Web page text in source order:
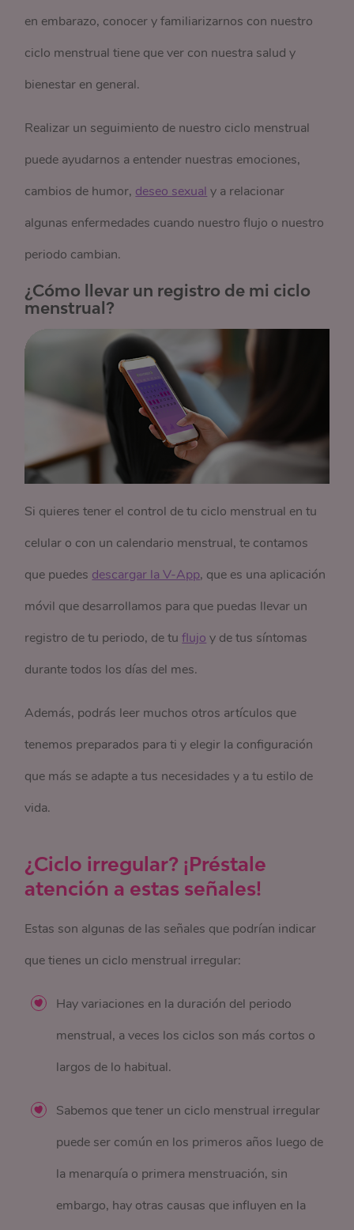
en embarazo, conocer y familiarizarnos con nuestro
ciclo menstrual tiene que ver con nuestra salud y
bienestar en general.
Realizar un seguimiento de nuestro ciclo menstrual
puede ayudarnos a entender nuestras emociones,
cambios de humor, deseo sexual y a relacionar
algunas enfermedades cuando nuestro flujo o nuestro
periodo cambian.
¿Cómo llevar un registro de mi ciclo
menstrual?
Si quieres tener el control de tu ciclo menstrual en tu
celular o con un calendario menstrual, te contamos
que puedes descargar la V-App, que es una aplicación
móvil que desarrollamos para que puedas llevar un
registro de tu periodo, de tuflujo y de tus síntomas
durante todos los días del mes.
Además, podrás leer muchos otros artículos que
tenemos preparados para ti y elegir la configuración
que más se adapte a tus necesidades y a tu estilo de
vida.
¿Ciclo irregular? ¡Préstale
atención a estas señales!
Estas son algunas de las señales que podrían indicar
que tienes un ciclo menstrual irregular:
Hay variaciones en la duración del periodo
menstrual, a veces los ciclos son más cortos o
largos de lo habitual.
Sabemos que tener un ciclo menstrual irregular
puede ser común en los primeros años luego de
la menarquía o primera menstruación, sin
embargo, hay otras causas que influyen en la